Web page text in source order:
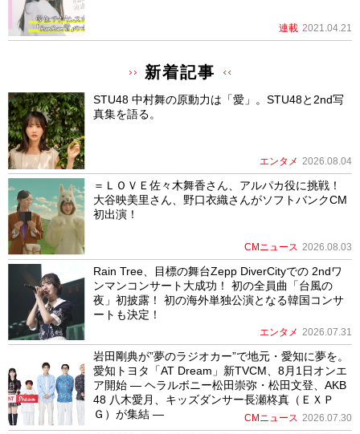
連載 2021.04.21
新着記事
STU48 中村舞の原動力は「愛」。STU48と2nd写
真集を語る。
エンタメ 2026.08.04
＝ＬＯＶＥ佐々木舞香さん、アルパカ役に挑戦！
大谷映美里さん、野口衣織さんがソフトバンクCM
初出演！
CMニュース 2026.08.03
Rain Tree、目標の舞台Zepp DiverCityでの 2ndワ
ンマンコンサート大成功！ 初の全員曲「台風の
夜」初披露！ 初の海外単独公演となる韓国コンサ
ートも決定！
エンタメ 2026.07.31
岩田剛典が”夢のラジオカー”で地元・愛知に夢を。
愛知トヨタ「AT Dream」新TVCM、8月1日オンエ
ア開始 ― ヘラルボニー松田崇弥・松田文登、AKB
48 八木愛月、キッズダンサー長瀬柊真（ＥＸＰ
Ｇ）が集結 ―
CMニュース 2026.07.30